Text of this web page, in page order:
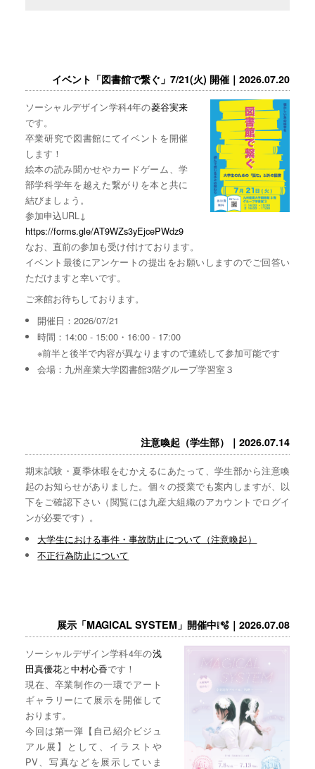
イベント「図書館で繋ぐ」7/21(火) 開催｜2026.07.20
ソーシャルデザイン学科4年の菱谷実来
です。
卒業研究で図書館にてイベントを開催
します！
絵本の読み聞かせやカードゲーム、学
部学科学年を越えた繋がりを本と共に
結びましょう。
参加申込URL↓
https://forms.gle/AT9WZs3yEjcePWdz9
なお、直前の参加も受け付けております。
イベント最後にアンケートの提出をお願いしますのでご回答い
ただけますと幸いです。
ご来館お待ちしております。
開催日：2026/07/21
時間：14:00 - 15:00・16:00 - 17:00
※前半と後半で内容が異なりますので連続して参加可能です
会場：九州産業大学図書館3階グループ学習室３
注意喚起（学生部）｜2026.07.14
期末試験・夏季休暇をむかえるにあたって、学生部から注意喚
起のお知らせがありました。個々の授業でも案内しますが、以
下をご確認下さい（閲覧には九産大組織のアカウントでログイ
ンが必要です）。
大学生における事件・事故防止について（注意喚起）
不正行為防止について
展示「MAGICAL SYSTEM」開催中❕🫧｜2026.07.08
ソーシャルデザイン学科4年の浅
田真優花と中村心香です！
現在、卒業制作の一環でアート
ギャラリーにて展示を開催して
おります。
今回は第一弾【自己紹介ビジュ
アル展】として、イラストや
PV、写真などを展示していま